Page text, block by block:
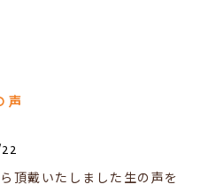
声
頂戴いたしました生の声を